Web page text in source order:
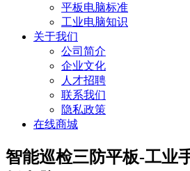
平板电脑标准
工业电脑知识
关于我们
公司简介
企业文化
人才招聘
联系我们
隐私政策
在线商城
智能巡检三防平板-工业